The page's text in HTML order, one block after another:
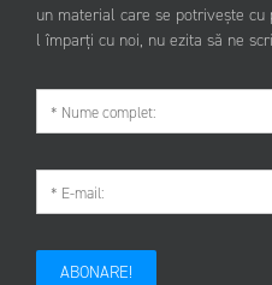
un material care se potrivește
l împarți cu noi, nu ezita să ne
ABONARE!